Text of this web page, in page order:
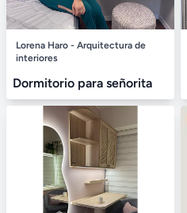
Lorena Haro - Arquitectura de
interiores
Dormitorio para señorita